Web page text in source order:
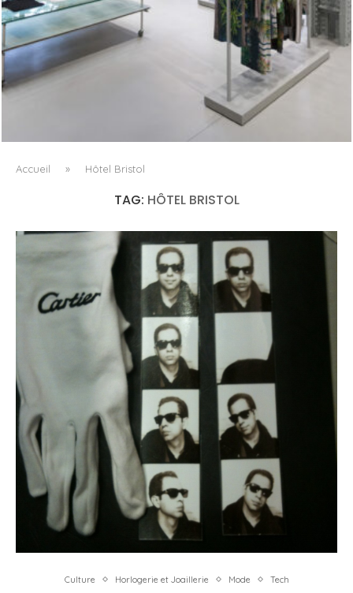
ISSEY MIYAKE AU 45 MADISON AVENUE : LE PLI COMME
PRINCIPE ARCHITECTURAL
Accueil » Hôtel Bristol
TAG: HÔTEL BRISTOL
Culture Horlogerie et Joaillerie Mode Tech